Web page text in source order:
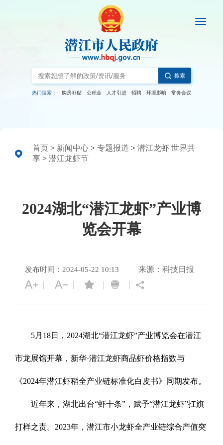
搜索
热门搜索： 购房补贴 公积金 人才引进 招聘 环境影响 常务会议
首页 > 新闻中心 > 专题报道 > 潜江龙虾 世界共
享 > 潜江龙虾节
2024湖北“潜江龙虾”产业博
览会开幕
发布时间：2024-05-22 10:13 来源：科技日报
5月18日，2024湖北“潜江龙虾”产业博览会在潜江
市龙展馆开幕，新华·潜江龙虾商品虾价格指数与
《2024年潜江虾稻全产业链标准化白皮书》同期发布。
近年来，湖北出台“虾十条”，赋予“潜江龙虾”扛旗
打样之责。2023年，潜江市小龙虾全产业链综合产值突